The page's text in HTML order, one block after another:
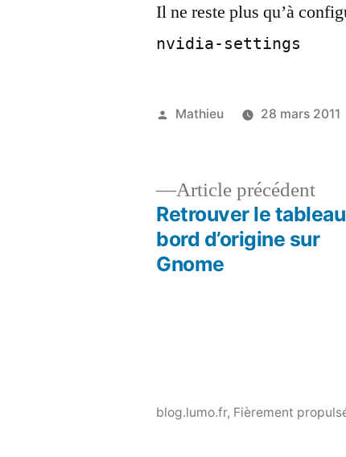
Il ne reste plus qu’à
nvidia-settings
Publié
Mathieu 28 mars 2011
Navigation
Article précédent
Retrouver le
bord d’origine sur
Gnome
blog.lumo.fr, Fièrement